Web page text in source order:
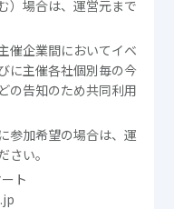
）場合は、運営元まで
催企業間においてイベ
に主催各社個別毎の今
の告知のため共同利用
参加希望の場合は、運
い。
ト